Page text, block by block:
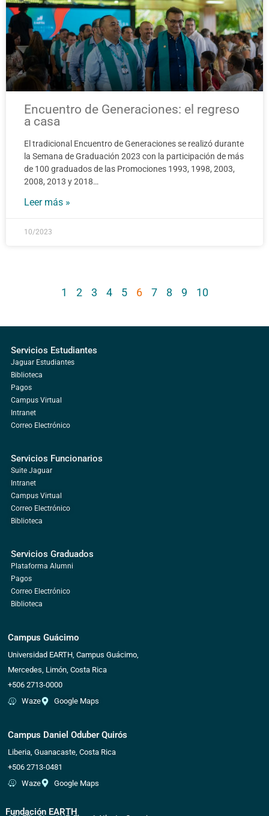
Encuentro de Generaciones: el regreso
a casa
El tradicional Encuentro de Generaciones se realizó durante
la Semana de Graduación 2023 con la participación de más
de 100 graduados de las Promociones 1993, 1998, 2003,
2008, 2013 y 2018…
Leer más »
10/2023
1 2 3 4 5 6 7 8 9 10
Servicios Estudiantes
Jaguar Estudiantes
Biblioteca
Pagos
Campus Virtual
Intranet
Correo Electrónico
Servicios Funcionarios
Suite Jaguar
Intranet
Campus Virtual
Correo Electrónico
Biblioteca
Servicios Graduados
Plataforma Alumni
Pagos
Correo Electrónico
Biblioteca
Campus Guácimo
Universidad EARTH, Campus Guácimo,
Mercedes, Limón, Costa Rica
+506 2713-0000
Waze
Google Maps
Campus Daniel Oduber Quirós
Liberia, Guanacaste, Costa Rica
+506 2713-0481
Waze
Google Maps
Fundación EARTH